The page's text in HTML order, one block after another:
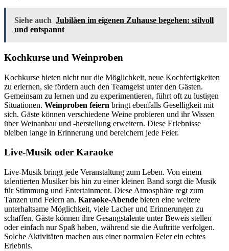
Siehe auch Jubiläen im eigenen Zuhause begehen: stilvoll
und entspannt
Kochkurse und Weinproben
Kochkurse bieten nicht nur die Möglichkeit, neue Kochfertigkeiten
zu erlernen, sie fördern auch den Teamgeist unter den Gästen.
Gemeinsam zu lernen und zu experimentieren, führt oft zu lustigen
Situationen. Weinproben feiern bringt ebenfalls Geselligkeit mit
sich. Gäste können verschiedene Weine probieren und ihr Wissen
über Weinanbau und -herstellung erweitern. Diese Erlebnisse
bleiben lange in Erinnerung und bereichern jede Feier.
Live-Musik oder Karaoke
Live-Musik bringt jede Veranstaltung zum Leben. Von einem
talentierten Musiker bis hin zu einer kleinen Band sorgt die Musik
für Stimmung und Entertainment. Diese Atmosphäre regt zum
Tanzen und Feiern an. Karaoke-Abende bieten eine weitere
unterhaltsame Möglichkeit, viele Lacher und Erinnerungen zu
schaffen. Gäste können ihre Gesangstalente unter Beweis stellen
oder einfach nur Spaß haben, während sie die Auftritte verfolgen.
Solche Aktivitäten machen aus einer normalen Feier ein echtes
Erlebnis.